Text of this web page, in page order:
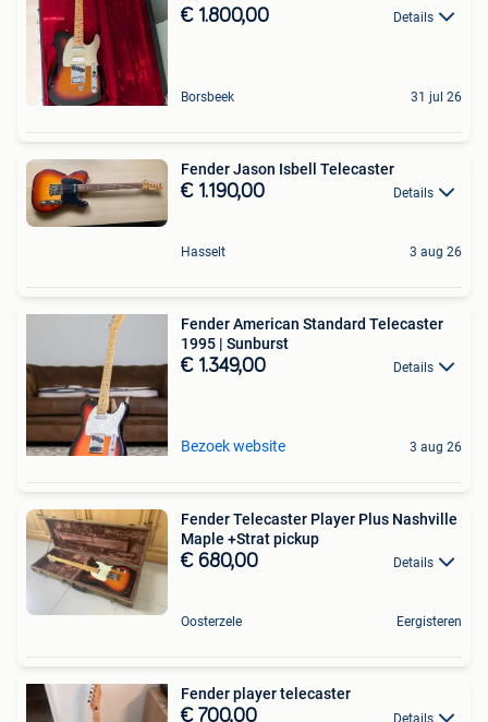
€ 1.800,00 Details
Borsbeek 31 jul 26
Fender Jason Isbell Telecaster
€ 1.190,00 Details
Hasselt 3 aug 26
Fender American Standard Telecaster
1995 | Sunburst
€ 1.349,00 Details
Bezoek website 3 aug 26
Fender Telecaster Player Plus Nashville
Maple +Strat pickup
€ 680,00 Details
Oosterzele Eergisteren
Fender player telecaster
€ 700,00 Details